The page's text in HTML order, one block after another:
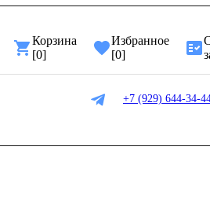
Корзина
[0]
Избранное
[0]
+7 (929) 644-34-